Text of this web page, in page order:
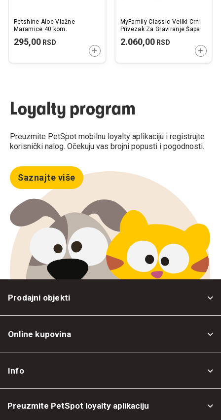
Petshine Aloe Vlažne
Maramice 40 kom.
295,00 RSD
DODAJTE U KORPU
MyFamily Classic Veliki Crni
Privezak Za Graviranje Šapa
2.060,00RSD
Loyalty program
Preuzmite PetSpot mobilnu loyalty aplikaciju i registrujte
korisnički nalog. Očekuju vas brojni popusti i pogodnosti.
Saznajte više
Prodajni objekti
Online kupovina
Info
Preuzmite PetSpot loyalty aplikaciju